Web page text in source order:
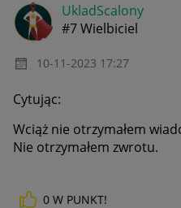
UkladScalony
#7 Wielbiciel
‎10-11-2023 17:27
Cytując:
Wciąż nie otrzymałem
Nie otrzymałem zwrotu.
0 W PUNKT!